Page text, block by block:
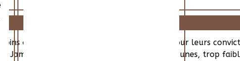
du monde, des enfants qui se battent pour leurs
Jamais ils ne se sont dit qu’ils étaient trop jeunes, trop